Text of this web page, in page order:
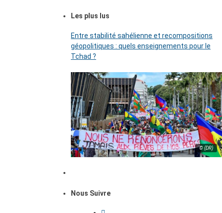
Les plus lus
Entre stabilité sahélienne et recompositions
géopolitiques : quels enseignements pour le
Tchad ?
© (DR)
Nous Suivre